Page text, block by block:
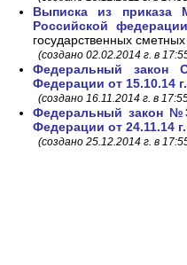
Выписка из приказа
Российской
государственных
(создано 02.02.2014 г. в
Федеральный закон
Федерации от 15.10.14 г.
(создано 16.11.2014 г. в
Федеральный закон
Федерации от 24.11.14 г.
(создано 25.12.2014 г. в